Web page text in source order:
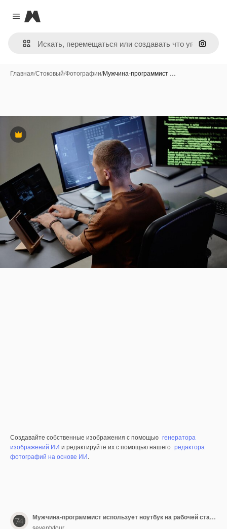
Close menu
Magnific
Поиск
Главная/Стоковый/Фотографии/Мужчина-программист …
Премиум
Создавайте собственные изображения с помощью генератора
изображений ИИ и редактируйте их с помощью нашего редактора
фотографий на основе ИИ.
Мужчина-программист использует ноутбук на рабочей станции с несколькими компьютерами в офисе
seventyfour